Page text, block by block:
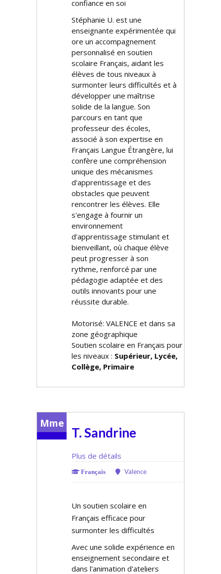
confiance en soi
Stéphanie U. est une
enseignante expérimentée qui
offre un accompagnement
personnalisé en soutien
scolaire Français, aidant les
élèves de tous niveaux à
surmonter leurs difficultés et à
développer une maîtrise
solide de la langue. Son
parcours en tant que
professeur des écoles,
associé à son expertise en
Français Langue Étrangère, lui
confère une compréhension
unique des mécanismes
d'apprentissage et des
obstacles que peuvent
rencontrer les élèves. Elle
s'engage à fournir un
environnement
d'apprentissage stimulant et
bienveillant, où chaque élève
peut progresser à son
rythme, renforcé par une
pédagogie adaptée et des
outils innovants pour une
réussite durable.
Motorisé: VALENCE et dans sa
zone géographique
Soutien scolaire en Français pour
les niveaux : Supérieur, Lycée,
Collège, Primaire
Mme
T. Sandrine
Plus de détails
Français Valence
Un soutien scolaire en
Français efficace pour
surmonter les difficultés
Avec une solide expérience en
enseignement secondaire et
dans l'animation d'ateliers